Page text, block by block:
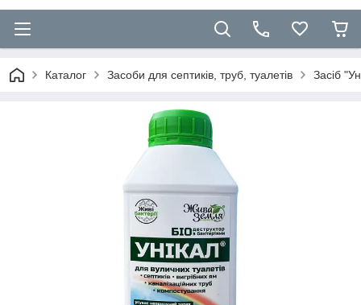
Каталог Засоби для септиків, труб, туалетів Засіб